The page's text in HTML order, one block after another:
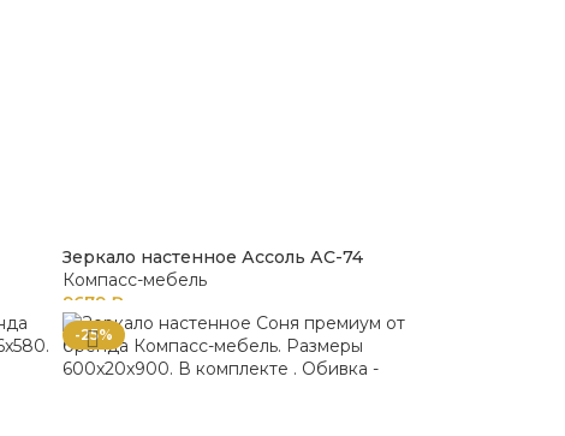
Зеркало настенное Ассоль АС-74
Компасс-мебель
9679 ₽
-25%